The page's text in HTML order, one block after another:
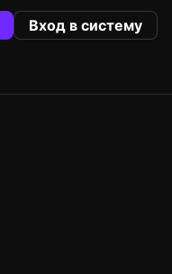
Вход в систему